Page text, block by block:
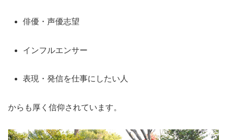
俳優・声優志望
インフルエンサー
表現・発信を仕事にしたい人
からも厚く信仰されています。